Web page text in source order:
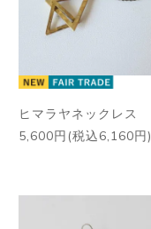
ヒマラヤネックレス
5,600円(税込6,160円)